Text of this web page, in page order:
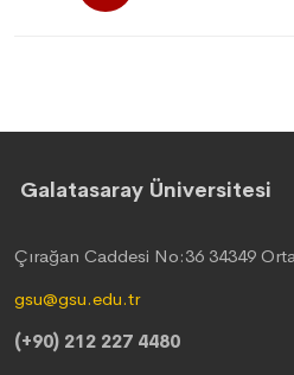
Galatasaray Üniversitesi
Çırağan Caddesi No:36 34349
gsu@gsu.edu.tr
(+90) 212 227 4480